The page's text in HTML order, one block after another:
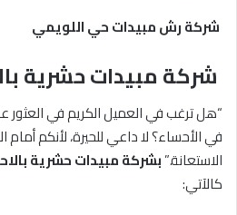
شركة رش مبيدات حي اللويمي
شركة مبيدات حشرية
“هل ترغب في العميل الكريم في
في الأحساء؟ لا داعي للحيرة، لأنكم أمام
الاستعانة.”بشركة مبيدات حشرية
كالآتي: